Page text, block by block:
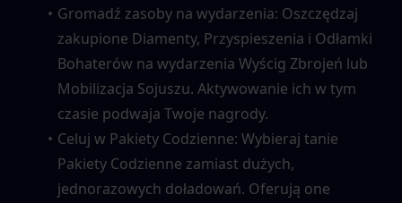
Gromadź zasoby na wydarzenia: Oszczędzaj
zakupione Diamenty, Przyspieszenia i Odłamki
Bohaterów na wydarzenia Wyścig Zbrojeń lub
Mobilizacja Sojuszu. Aktywowanie ich w tym
czasie podwaja Twoje nagrody.
Celuj w Pakiety Codzienne: Wybieraj tanie
Pakiety Codzienne zamiast dużych,
jednorazowych doładowań. Oferują one